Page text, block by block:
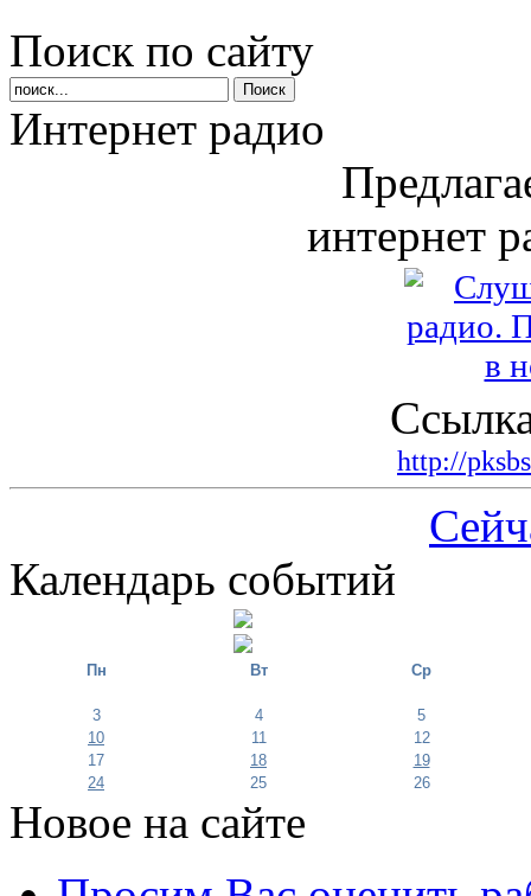
Поиск по сайту
Интернет радио
интернет
http://
Календарь событий
Пн Вт Ср
3 4
5
10
11
12
17
18
19
24
25 26
Новое на сайте